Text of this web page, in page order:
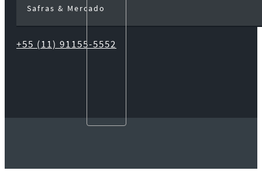
Safras & Mercado
+55 (11) 91155-5552